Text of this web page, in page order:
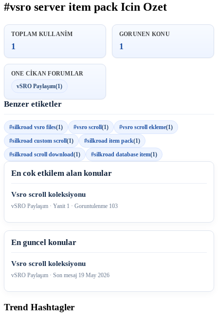
#vsro server item pack Icin Ozet
TOPLAM KULLANIM
1
GORUNEN KONU
1
ONE CIKAN FORUMLAR
vSRO Paylaşım(1)
Benzer etiketler
#silkroad vsro files(1) #vsro scroll(1) #vsro scroll ekleme(1)
#silkroad custom scroll(1) #silkroad item pack(1)
#silkroad scroll download(1) #silkroad database item(1)
En cok etkilem alan konular
Vsro scroll koleksiyonu
vSRO Paylaşım · Yanit 1 · Goruntulenme 103
En guncel konular
Vsro scroll koleksiyonu
vSRO Paylaşım · Son mesaj 19 May 2026
Trend Hashtagler